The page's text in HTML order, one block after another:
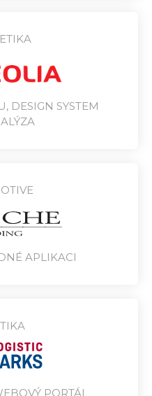
DESIGN SYSTEM
APLIKACI
PORTÁL